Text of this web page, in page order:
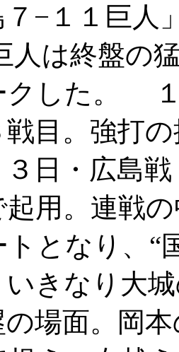
−１１巨人
は終盤の猛
クした。
目。強打
日・広島
起用。連戦
トとなり、
きなり大
の場面。岡